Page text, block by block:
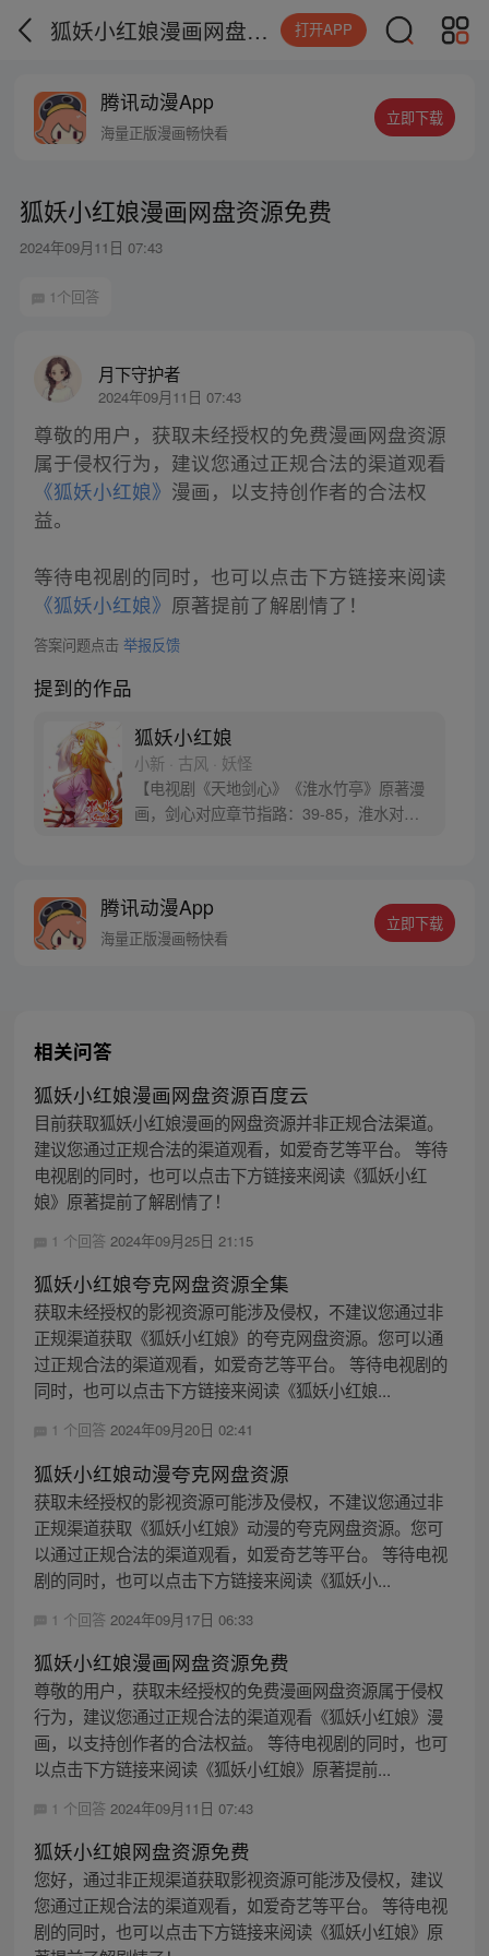
狐妖小红娘漫画网盘资源免费 打开APP
腾讯动漫App
海量正版漫画畅快看
立即下载
狐妖小红娘漫画网盘资源免费
2024年09月11日 07:43
1个回答
月下守护者
2024年09月11日 07:43
尊敬的用户，获取未经授权的免费漫画网盘资源
属于侵权行为，建议您通过正规合法的渠道观看
《狐妖小红娘》 漫画，以支持创作者的合法权
益。
等待电视剧的同时，也可以点击下方链接来阅读
《狐妖小红娘》 原著提前了解剧情了！
答案问题点击 举报反馈
提到的作品
狐妖小红娘
小新 · 古风 · 妖怪
【电视剧《天地剑心》《淮水竹亭》原著漫
画，剑心对应章节指路：39-85，淮水对应
腾讯动漫App
海量正版漫画畅快看
立即下载
相关问答
狐妖小红娘漫画网盘资源百度云
目前获取狐妖小红娘漫画的网盘资源并非正规合法渠道。
建议您通过正规合法的渠道观看，如爱奇艺等平台。 等待
电视剧的同时，也可以点击下方链接来阅读《狐妖小红
娘》原著提前了解剧情了！
1 个回答 2024年09月25日 21:15
狐妖小红娘夸克网盘资源全集
获取未经授权的影视资源可能涉及侵权，不建议您通过非
正规渠道获取《狐妖小红娘》的夸克网盘资源。您可以通
过正规合法的渠道观看，如爱奇艺等平台。 等待电视剧的
同时，也可以点击下方链接来阅读《狐妖小红娘...
1 个回答 2024年09月20日 02:41
狐妖小红娘动漫夸克网盘资源
获取未经授权的影视资源可能涉及侵权，不建议您通过非
正规渠道获取《狐妖小红娘》动漫的夸克网盘资源。您可
以通过正规合法的渠道观看，如爱奇艺等平台。 等待电视
剧的同时，也可以点击下方链接来阅读《狐妖小...
1 个回答 2024年09月17日 06:33
狐妖小红娘漫画网盘资源免费
尊敬的用户，获取未经授权的免费漫画网盘资源属于侵权
行为，建议您通过正规合法的渠道观看《狐妖小红娘》漫
画，以支持创作者的合法权益。 等待电视剧的同时，也可
以点击下方链接来阅读《狐妖小红娘》原著提前...
1 个回答 2024年09月11日 07:43
狐妖小红娘网盘资源免费
您好，通过非正规渠道获取影视资源可能涉及侵权，建议
您通过正规合法的渠道观看，如爱奇艺等平台。 等待电视
剧的同时，也可以点击下方链接来阅读《狐妖小红娘》原